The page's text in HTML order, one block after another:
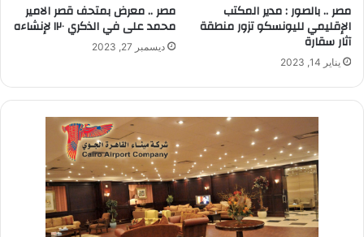
مصر .. بالصور : مدير المكتب
الإقليمي لليونسكو تزور منطقة
آثار سقارة
يناير 14, 2023
مصر .. معرض بمتحف قصر الامير
محمد على في الذكري ١٢٠ لإنشاءه
ديسمبر 27, 2023